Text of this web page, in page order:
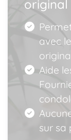
original
avec
Aide
sur sa